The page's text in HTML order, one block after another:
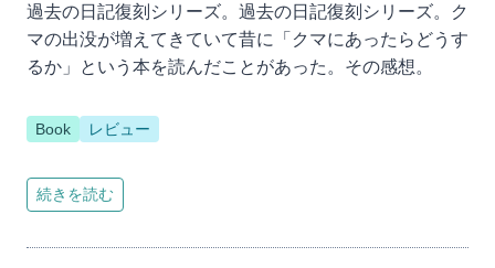
過去の日記復刻シリーズ。過去の日記復刻シリーズ。ク
マの出没が増えてきていて昔に「クマにあったらどうす
るか」という本を読んだことがあった。その感想。
Book レビュー
続きを読む